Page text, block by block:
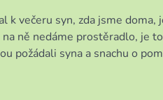
k večeru syn, zda jsme
ně nedáme prostěradlo, je
požádali syna a snachu o